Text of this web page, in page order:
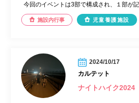
今回のイベントは3部で構成され、１部が
施設内行事 児童養護施設
2024/10/17
カルテット
ナイトハイク2024